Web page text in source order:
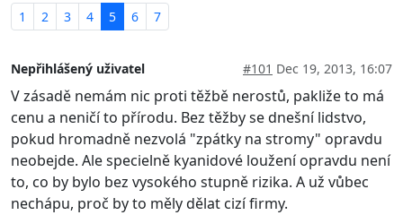
1 2 3 4 5 6 7
Nepřihlášený uživatel #101 Dec 19, 2013, 16:07
V zásadě nemám nic proti těžbě nerostů, pakliže to má
cenu a neničí to přírodu. Bez těžby se dnešní lidstvo,
pokud hromadně nezvolá "zpátky na stromy" opravdu
neobejde. Ale specielně kyanidové loužení opravdu není
to, co by bylo bez vysokého stupně rizika. A už vůbec
nechápu, proč by to měly dělat cizí firmy.